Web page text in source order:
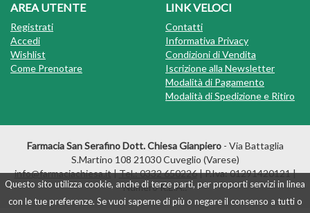
Questo sito utilizza cookie, anche di terze parti, per proporti servizi in linea
con le tue preferenze. Se vuoi saperne di più o negare il consenso a tutti o
AREA UTENTE
Registrati
Accedi
Wishlist
Come Prenotare
LINK VELOCI
Contatti
Informativa Privacy
Condizioni di Vendita
Iscrizione alla Newsletter
Modalità di Pagamento
Modalità di Spedizione e Ritiro
Farmacia San Serafino Dott. Chiesa Gianpiero - Via Battaglia
S.Martino 108 21030 Cuveglio (Varese)
info@farmaciachiesa.it|Tel.: 0332 650226| P.Iva: 01291420121 |
Numero R.E.A.: